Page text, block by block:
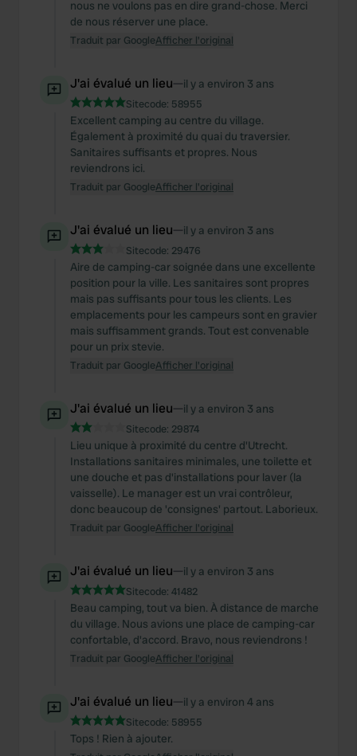
nous ne voulons pas en dire grand-chose. Merci
de nous réserver une place.
Traduit par GoogleAfficher l'original
J'ai évalué un lieu—il y a environ 3 ans
Sitecode: 58955
Excellent camping au centre du village.
Également à proximité du quai du traversier.
Sanitaires suffisants et propres. Nous
reviendrons ici.
Traduit par GoogleAfficher l'original
J'ai évalué un lieu—il y a environ 3 ans
Sitecode: 29476
Aire de camping-car soignée dans une excellente
position pour la ville. Les sanitaires sont propres
mais pas suffisants pour tous les clients. Les
emplacements pour les campeurs sont en gravier
mais suffisamment grands. Tout est convenable
pour un prix stevie.
Traduit par GoogleAfficher l'original
J'ai évalué un lieu—il y a environ 3 ans
Sitecode: 29874
Lieu unique à proximité du centre d'Utrecht.
Installations sanitaires minimales, une toilette et
une douche et pas d'installations pour laver (la
vaisselle). Le manager est un vrai contrôleur,
donc beaucoup de 'consignes' partout. Laborieux.
Traduit par GoogleAfficher l'original
J'ai évalué un lieu—il y a environ 3 ans
Sitecode: 41482
Beau camping, tout va bien. À distance de marche
du village. Nous avions une place de camping-car
confortable, d'accord. Bravo, nous reviendrons !
Traduit par GoogleAfficher l'original
J'ai évalué un lieu—il y a environ 4 ans
Sitecode: 58955
Tops ! Rien à ajouter.